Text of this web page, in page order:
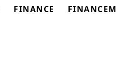
FINANCE